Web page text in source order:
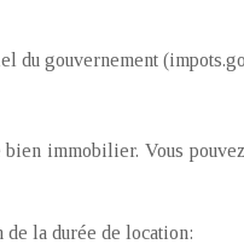
gouvernement
immobilier. Vous
la durée de location: